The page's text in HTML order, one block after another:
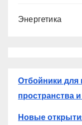
Энергетика
Отбойники для
пространства
Новые